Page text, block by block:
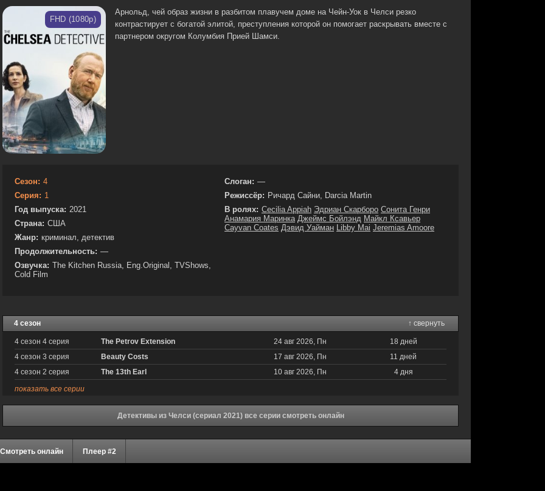
FHD (1080p)
Арнольд, чей образ жизни в разбитом плавучем доме на Чейн-Уок в Челси резко
контрастирует с богатой элитой, преступления которой он помогает раскрывать вместе с
партнером округом Колумбия Прией Шамси.
Сезон: 4
Серия: 1
Год выпуска: 2021
Страна: США
Жанр: криминал, детектив
Продолжительность: —
Озвучка: The Kitchen Russia, Eng.Original, TVShows,
Cold Film
Слоган: —
Режиссёр: Ричард Сайни, Darcia Martin
В ролях: Cecilia Appiah Эдриан Скарборо Сонита Генри
Анамария Маринка Джеймс Бойлэнд Майкл Ксавьер
Cayvan Coates Дэвид Уайман Libby Mai Jeremias Amoore
4 сезон ↑ свернуть
4 сезон 4 серия The Petrov Extension 24 авг 2026, Пн
18 дней
4 сезон 3 серия
Beauty Costs 17 авг 2026, Пн
11 дней
4 сезон 2 серия
The 13th Earl 10 авг 2026, Пн
4 дня
показать все серии
Детективы из Челси (сериал 2021) все серии смотреть онлайн
Смотреть онлайн Плеер #2